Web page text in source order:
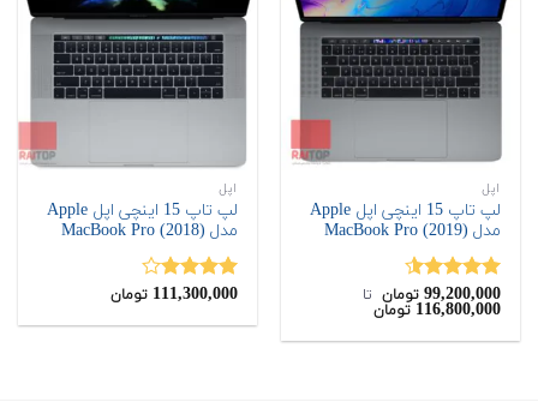
اپل
لپ تاپ 15 اینچی اپل Apple
مدل MacBook Pro (2019)
نمره4.50
از 5
99,200,000 تومان ‌ تا ‌
116,800,000 تومان
اپل
لپ تاپ 15 اینچی اپل Apple
مدل MacBook Pro (2018)
نمره
111,300,000 تومان